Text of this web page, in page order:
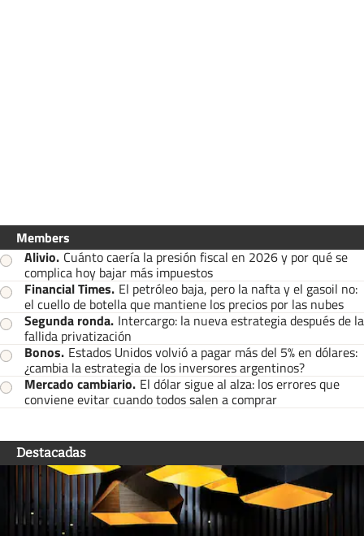
Members
Alivio. Cuánto caería la presión fiscal en 2026 y por qué se
complica hoy bajar más impuestos
Financial Times. El petróleo baja, pero la nafta y el gasoil no:
el cuello de botella que mantiene los precios por las nubes
Segunda ronda. Intercargo: la nueva estrategia después de la
fallida privatización
Bonos. Estados Unidos volvió a pagar más del 5% en dólares:
¿cambia la estrategia de los inversores argentinos?
Mercado cambiario. El dólar sigue al alza: los errores que
conviene evitar cuando todos salen a comprar
Destacadas